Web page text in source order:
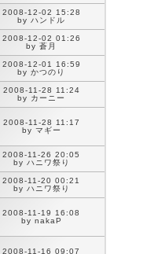
2008-12-02 15:28
by ハンドル
2008-12-02 01:26
by 蒼月
2008-12-01 16:59
by かつのり
2008-11-28 11:24
by カーニー
2008-11-28 11:17
by マギー
2008-11-26 20:05
by ハニワ祭り
2008-11-20 00:21
by ハニワ祭り
2008-11-19 16:08
by nakaP
2008-11-16 09:07